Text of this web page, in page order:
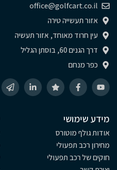
office@golfcart.co.il
אזור תעשייה טירה
עין חרוד מאוחד, אזור תעשיה
דרך הגנים 60, בוסתן הגליל
כפר מנחם
מידע שימושי
אודות גולף מוטורס
מחירון רכב תפעולי
חוקים של רכב תפעולי